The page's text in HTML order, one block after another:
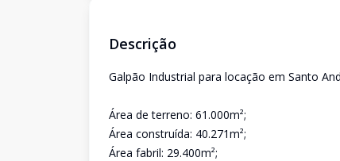
Descrição
Galpão Industrial para locação em Santo
Área de terreno: 61.000m²;
Área construída: 40.271m²;
Área fabril: 29.400m²;